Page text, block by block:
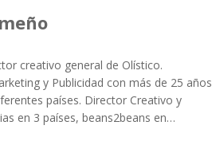
creativo general de Olístico.
y Publicidad con más de 25 años
países. Director Creativo y
en 3 países, beans2beans en…